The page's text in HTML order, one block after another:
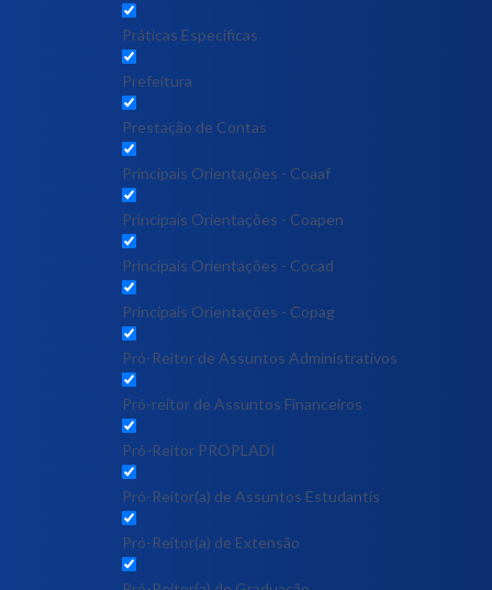
Práticas Específicas
Prefeitura
Prestação de Contas
Principais Orientações - Coaaf
Principais Orientações - Coapen
Principais Orientações - Cocad
Principais Orientações - Copag
Pró-Reitor de Assuntos Administrativos
Pró-reitor de Assuntos Financeiros
Pró-Reitor PROPLADI
Pró-Reitor(a) de Assuntos Estudantis
Pró-Reitor(a) de Extensão